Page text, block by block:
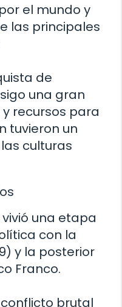
el mundo y
las principales
de
una gran
recursos para
tuvieron un
culturas
vivió una etapa
con la
y la posterior
Franco.
conflicto brutal